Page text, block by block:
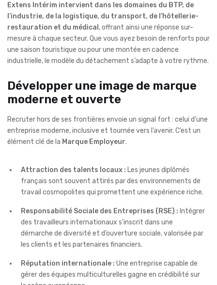
Extens Intérim intervient dans les domaines du BTP, de
l’industrie, de la logistique, du transport, de l’hôtellerie-
restauration et du médical , offrant ainsi une réponse sur-
mesure à chaque secteur. Que vous ayez besoin de renforts pour
une saison touristique ou pour une montée en cadence
industrielle, le modèle du détachement s’adapte à votre rythme.
Développer une image de marque
moderne et ouverte
Recruter hors de ses frontières envoie un signal fort : celui d’une
entreprise moderne, inclusive et tournée vers l’avenir. C’est un
élément clé de la Marque Employeur.
Attraction des talents locaux : Les jeunes diplômés
français sont souvent attirés par des environnements de
travail cosmopolites qui promettent une expérience riche.
Responsabilité Sociale des Entreprises (RSE) : Intégrer
des travailleurs internationaux s’inscrit dans une
démarche de diversité et d’ouverture sociale, valorisée par
les clients et les partenaires financiers.
Réputation internationale : Une entreprise capable de
gérer des équipes multiculturelles gagne en crédibilité sur